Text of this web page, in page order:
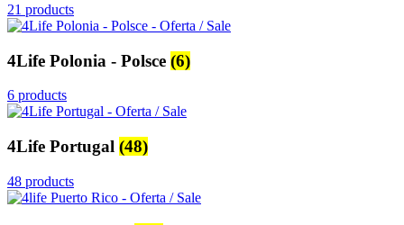
21 products
4Life Polonia - Polsce (6)
6 products
4Life Portugal (48)
48 products